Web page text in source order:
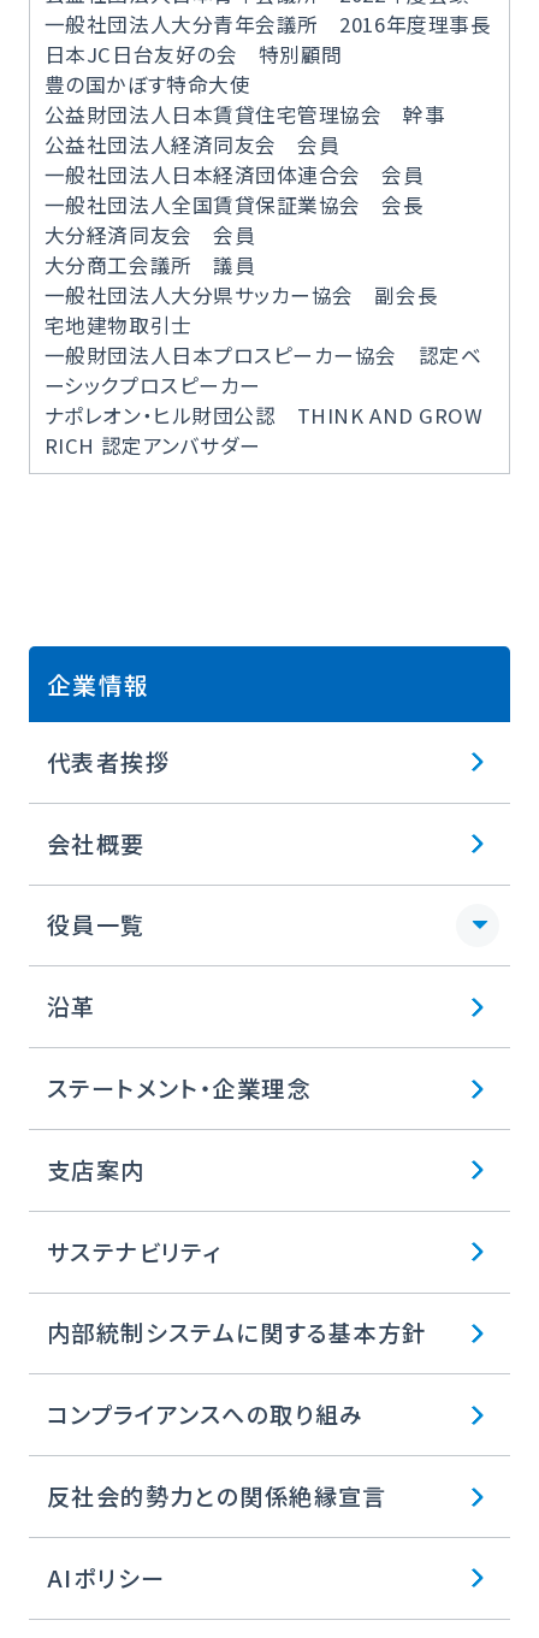
一般社団法人大分青年会議所 2016年度理事長
日本JC日台友好の会 特別顧問
豊の国かぼす特命大使
公益財団法人日本賃貸住宅管理協会 幹事
公益社団法人経済同友会 会員
一般社団法人日本経済団体連合会 会員
一般社団法人全国賃貸保証業協会 会長
大分経済同友会 会員
大分商工会議所 議員
一般社団法人大分県サッカー協会 副会長
宅地建物取引士
一般財団法人日本プロスピーカー協会 認定ベ
ーシックプロスピーカー
ナポレオン・ヒル財団公認 THINK AND GROW
RICH 認定アンバサダー
企業情報
代表者挨拶
会社概要
役員一覧
沿革
ステートメント・企業理念
支店案内
サステナビリティ
内部統制システムに関する基本方針
コンプライアンスへの取り組み
反社会的勢力との関係絶縁宣言
AIポリシー